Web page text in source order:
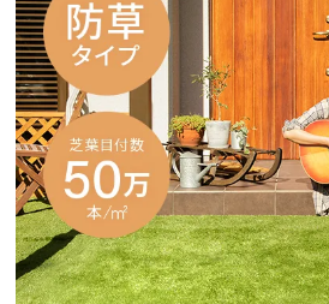
ア
コ
ー
デ
ィ
ネ
ー
ト
か
ら
探